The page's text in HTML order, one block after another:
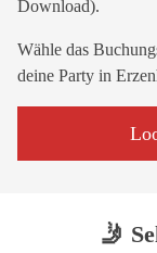
Download).
Wähle das
deine Party in
🤳